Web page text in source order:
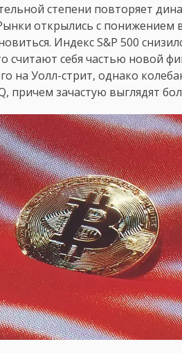
степени повторяет
открылись с понижением
Индекс S&P 500
считают себя частью новой
на Уолл-стрит, однако
причем зачастую выглядят